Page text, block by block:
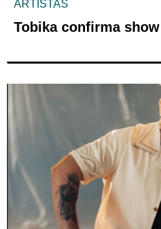
ARTISTAS
Tobika confirma